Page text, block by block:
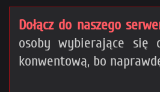
Dołącz do naszego
osoby wybierające się
konwentową, bo